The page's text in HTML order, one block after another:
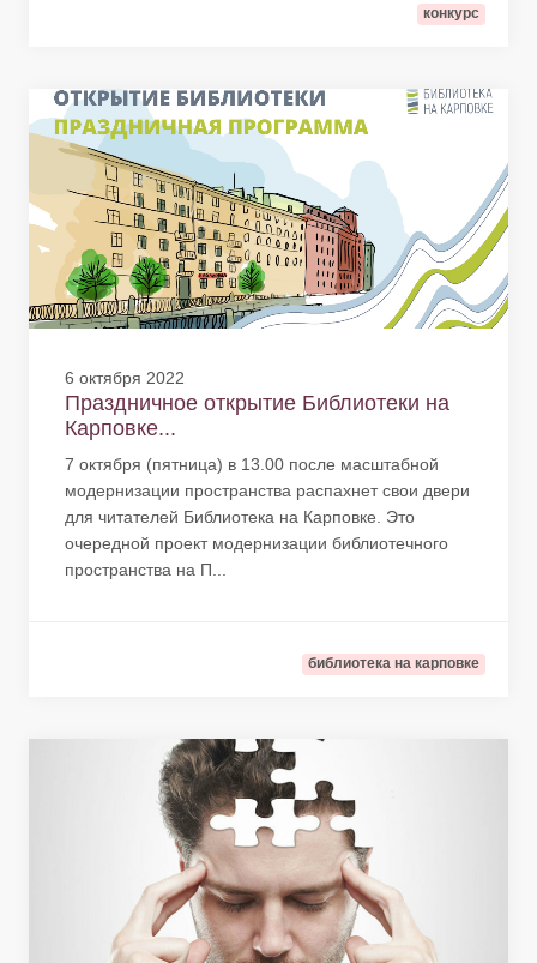
конкурс
6 октября 2022
Праздничное открытие Библиотеки на
Карповке...
7 октября (пятница) в 13.00 после масштабной
модернизации пространства распахнет свои двери
для читателей Библиотека на Карповке. Это
очередной проект модернизации библиотечного
пространства на П...
библиотека на карповке